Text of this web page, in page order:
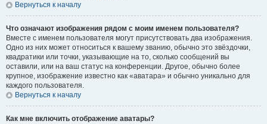
Вернуться к началу
Что означают изображения рядом с моим именем пользователя?
Вместе с именем пользователя могут присутствовать два изображения.
Одно из них может относиться к вашему званию, обычно это звёздочки,
квадратики или точки, указывающие на то, сколько сообщений вы
оставили, или на ваш статус на конференции. Другое, обычно более
крупное, изображение известно как «аватара» и обычно уникально для
каждого пользователя.
Вернуться к началу
Как мне включить отображение аватары?